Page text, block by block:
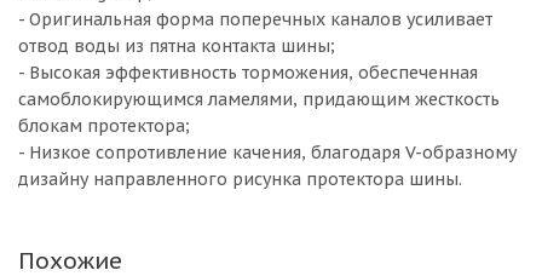
- Оригинальная форма поперечных каналов усиливает
отвод воды из пятна контакта шины;
- Высокая эффективность торможения, обеспеченная
самоблокирующимся ламелями, придающим жесткость
блокам протектора;
- Низкое сопротивление качения, благодаря V-образному
дизайну направленного рисунка протектора шины.
Похожие